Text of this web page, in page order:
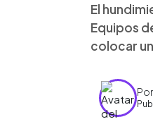
El
Equipos
colocar
Por